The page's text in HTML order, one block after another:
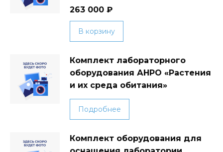
263 000 ₽
В корзину
Комплект лабораторного
оборудования АНРО «Растения
и их среда обитания»
Подробнее
Комплект оборудования для